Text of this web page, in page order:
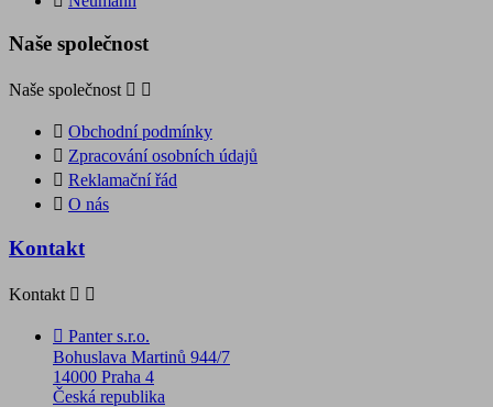
Naše společnost
Naše společnost  
 Obchodní podmínky
 Zpracování osobních údajů
 Reklamační řád
 O nás
Kontakt
Kontakt  
 Panter s.r.o.
Bohuslava Martinů 944/7
14000 Praha 4
Česká republika